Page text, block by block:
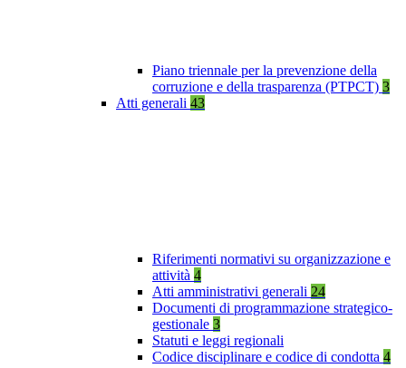
Piano triennale per la prevenzione della
corruzione e della trasparenza (PTPCT) 3
Atti generali 43
Riferimenti normativi su organizzazione e
attività 4
Atti amministrativi generali 24
Documenti di programmazione strategico-
gestionale 3
Statuti e leggi regionali
Codice disciplinare e codice di condotta 4